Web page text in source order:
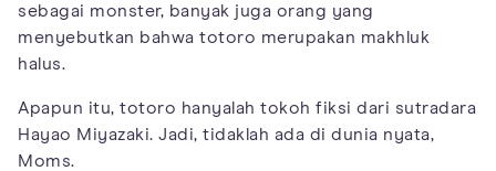
sebagai monster, banyak juga orang yang
menyebutkan bahwa totoro merupakan makhluk
halus.
Apapun itu, totoro hanyalah tokoh fiksi dari sutradara
Hayao Miyazaki. Jadi, tidaklah ada di dunia nyata,
Moms.